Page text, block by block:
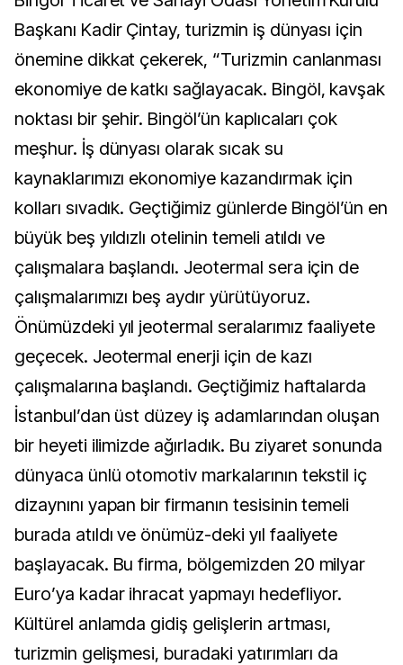
Başkanı Kadir Çintay, turizmin iş dünyası için
önemine dikkat çekerek, “Turizmin canlanması
ekonomiye de katkı sağlayacak. Bingöl, kavşak
noktası bir şehir. Bingöl’ün kaplıcaları çok
meşhur. İş dünyası olarak sıcak su
kaynaklarımızı ekonomiye kazandırmak için
kolları sıvadık. Geçtiğimiz günlerde Bingöl’ün en
büyük beş yıldızlı otelinin temeli atıldı ve
çalışmalara başlandı. Jeotermal sera için de
çalışmalarımızı beş aydır yürütüyoruz.
Önümüzdeki yıl jeotermal seralarımız faaliyete
geçecek. Jeotermal enerji için de kazı
çalışmalarına başlandı. Geçtiğimiz haftalarda
İstanbul’dan üst düzey iş adamlarından oluşan
bir heyeti ilimizde ağırladık. Bu ziyaret sonunda
dünyaca ünlü otomotiv markalarının tekstil iç
dizaynını yapan bir firmanın tesisinin temeli
burada atıldı ve önümüz-deki yıl faaliyete
başlayacak. Bu firma, bölgemizden 20 milyar
Euro’ya kadar ihracat yapmayı hedefliyor.
Kültürel anlamda gidiş gelişlerin artması,
turizmin gelişmesi, buradaki yatırımları da